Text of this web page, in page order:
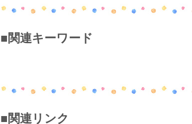
■関連キーワード
■関連リンク